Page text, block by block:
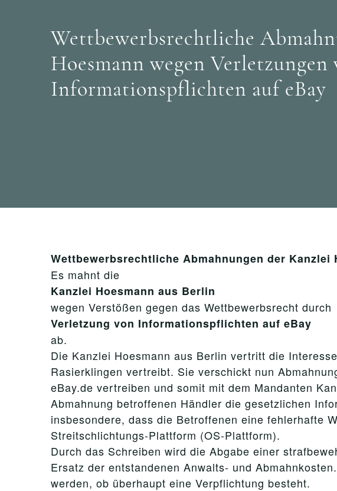
Wettbewerbsrechtliche
Hoesmann wegen Verletzungen
Informationspflichten auf eBay
Wettbewerbsrechtliche Abmahnungen der
Es mahnt die
Kanzlei Hoesmann aus Berlin
wegen Verstößen gegen das Wettbewerbsrecht durch
Verletzung von Informationspflichten auf eBay
ab.
Die Kanzlei Hoesmann aus Berlin vertritt die
Rasierklingen vertreibt. Sie verschickt nun
eBay.de vertreiben und somit mit dem Mandanten
Abmahnung betroffenen Händler die gesetzlichen
insbesondere, dass die Betroffenen eine fehlerhafte
Streitschlichtungs-Plattform (OS-Plattform).
Durch das Schreiben wird die Abgabe einer
Ersatz der entstandenen Anwalts- und
werden, ob überhaupt eine Verpflichtung besteht.